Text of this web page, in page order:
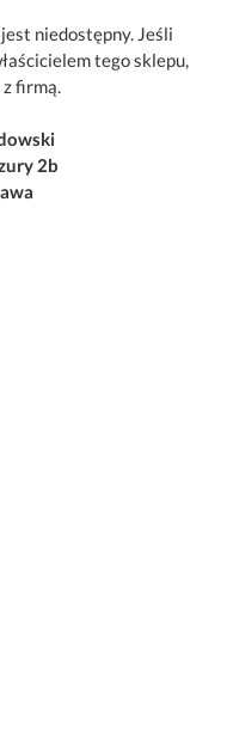
niedostępny. Jeśli
tego sklepu,
firmą.
2b